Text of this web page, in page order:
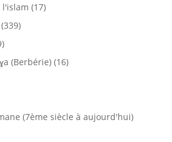
l'islam (17)
(339)
(Berbérie)(16)
(7ème siècle à aujourd'hui)